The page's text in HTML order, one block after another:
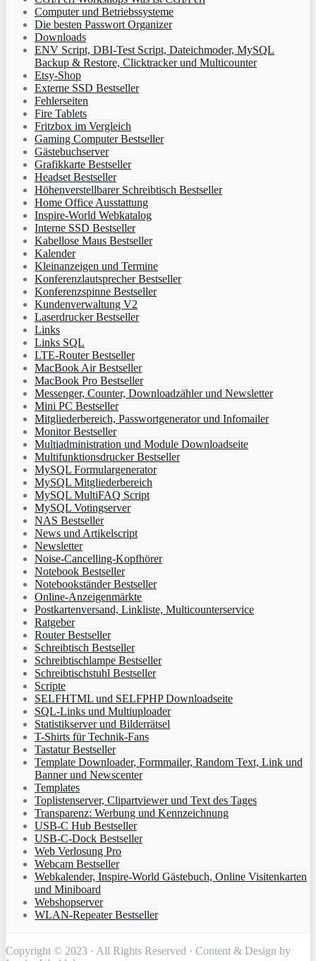
Computer und Betriebssysteme
Die besten Passwort Organizer
Downloads
ENV Script, DBI-Test Script, Dateichmoder, MySQL
Backup & Restore, Clicktracker und Multicounter
Etsy-Shop
Externe SSD Bestseller
Fehlerseiten
Fire Tablets
Fritzbox im Vergleich
Gaming Computer Bestseller
Gästebuchserver
Grafikkarte Bestseller
Headset Bestseller
Höhenverstellbarer Schreibtisch Bestseller
Home Office Ausstattung
Inspire-World Webkatalog
Interne SSD Bestseller
Kabellose Maus Bestseller
Kalender
Kleinanzeigen und Termine
Konferenzlautsprecher Bestseller
Konferenzspinne Bestseller
Kundenverwaltung V2
Laserdrucker Bestseller
Links
Links SQL
LTE-Router Bestseller
MacBook Air Bestseller
MacBook Pro Bestseller
Messenger, Counter, Downloadzähler und Newsletter
Mini PC Bestseller
Mitgliederbereich, Passwortgenerator und Infomailer
Monitor Bestseller
Multiadministration und Module Downloadseite
Multifunktionsdrucker Bestseller
MySQL Formulargenerator
MySQL Mitgliederbereich
MySQL MultiFAQ Script
MySQL Votingserver
NAS Bestseller
News und Artikelscript
Newsletter
Noise-Cancelling-Kopfhörer
Notebook Bestseller
Notebookständer Bestseller
Online-Anzeigenmärkte
Postkartenversand, Linkliste, Multicounterservice
Ratgeber
Router Bestseller
Schreibtisch Bestseller
Schreibtischlampe Bestseller
Schreibtischstuhl Bestseller
Scripte
SELFHTML und SELFPHP Downloadseite
SQL-Links und Multiuploader
Statistikserver und Bilderrätsel
T-Shirts für Technik-Fans
Tastatur Bestseller
Template Downloader, Formmailer, Random Text, Link und
Banner und Newscenter
Templates
Toplistenserver, Clipartviewer und Text des Tages
Transparenz: Werbung und Kennzeichnung
USB-C Hub Bestseller
USB-C-Dock Bestseller
Web Verlosung Pro
Webcam Bestseller
Webkalender, Inspire-World Gästebuch, Online Visitenkarten
und Miniboard
Webshopserver
WLAN-Repeater Bestseller
Copyright © 2023 · All Rights Reserved · Content & Design by